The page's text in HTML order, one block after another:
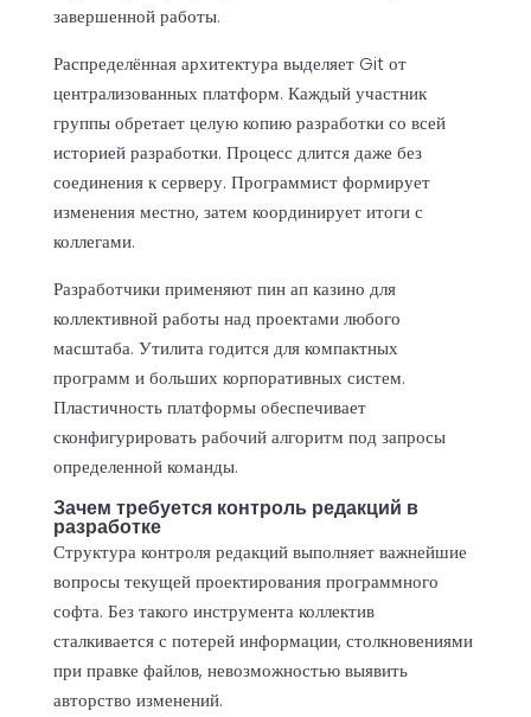
завершенной работы.
Распределённая архитектура выделяет Git от
централизованных платформ. Каждый участник
группы обретает целую копию разработки со всей
историей разработки. Процесс длится даже без
соединения к серверу. Программист формирует
изменения местно, затем координирует итоги с
коллегами.
Разработчики применяютпин ап казино для
коллективной работы над проектами любого
масштаба. Утилита годится для компактных
программ и больших корпоративных систем.
Пластичность платформы обеспечивает
сконфигурировать рабочий алгоритм под запросы
определенной команды.
Зачем требуется контроль редакций в
разработке
Структура контроля редакций выполняет важнейшие
вопросы текущей проектирования программного
софта. Без такого инструмента коллектив
сталкивается с потерей информации, столкновениями
при правке файлов, невозможностью выявить
авторство изменений.